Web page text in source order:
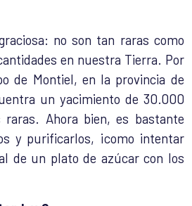
no son tan raras como
en nuestra Tierra. Por
de Montiel, en la provincia de
un yacimiento de 30.000
raras. Ahora bien, es bastante
y purificarlos, ¡como intentar
de un plato de azúcar con los